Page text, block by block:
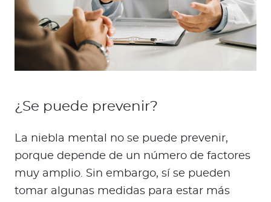
¿Se puede prevenir?
La niebla mental no se puede prevenir,
porque depende de un número de factores
muy amplio. Sin embargo, sí se pueden
tomar algunas medidas para estar más